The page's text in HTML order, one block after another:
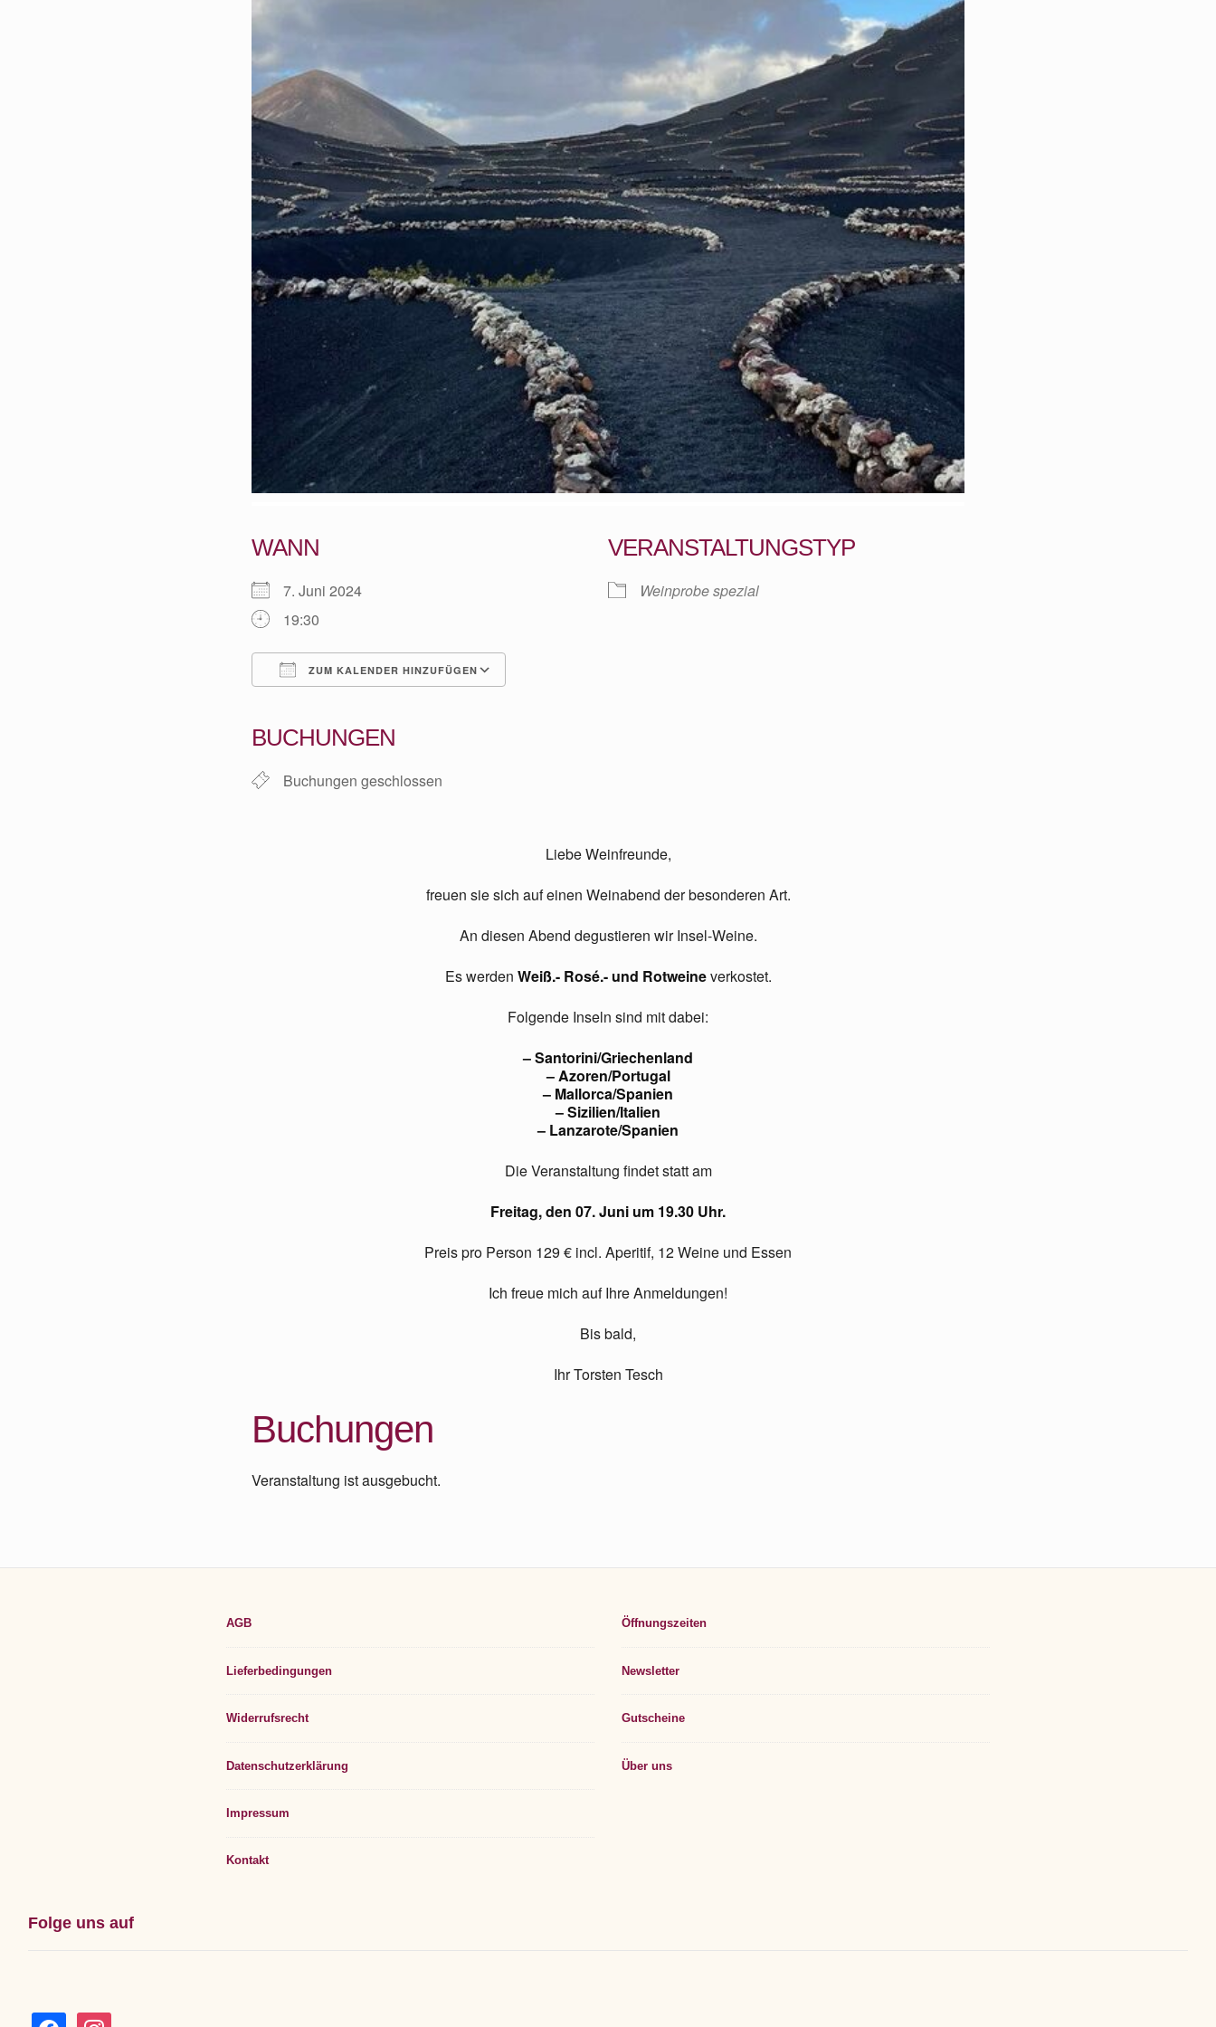
WANN
7. Juni 2024
19:30
ZUM KALENDER HINZUFÜGEN
BUCHUNGEN
Buchungen geschlossen
VERANSTALTUNGSTYP
Weinprobe spezial
Liebe Weinfreunde,
freuen sie sich auf einen Weinabend der besonderen Art.
An diesen Abend degustieren wir Insel-Weine.
Es werden Weiß.- Rosé.- und Rotweineverkostet.
Folgende Inseln sind mit dabei:
– Santorini/Griechenland
– Azoren/Portugal
– Mallorca/Spanien
– Sizilien/Italien
– Lanzarote/Spanien
Die Veranstaltung findet statt am
Freitag, den 07. Juni um 19.30 Uhr.
Preis pro Person 129 € incl. Aperitif, 12 Weine und Essen
Ich freue mich auf Ihre Anmeldungen!
Bis bald,
Ihr Torsten Tesch
Buchungen
Veranstaltung ist ausgebucht.
Footer
Area
AGB
Lieferbedingungen
Widerrufsrecht
Datenschutzerklärung
Impressum
Kontakt
Öffnungszeiten
Newsletter
Gutscheine
Über uns
Folge uns auf